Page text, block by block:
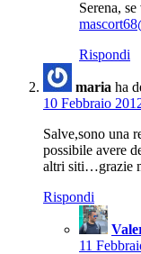
Serena,
Rispondi
maria ha
10 Febbraio
Salve,sono una
possibile avere
altri siti…grazie
Rispondi
11